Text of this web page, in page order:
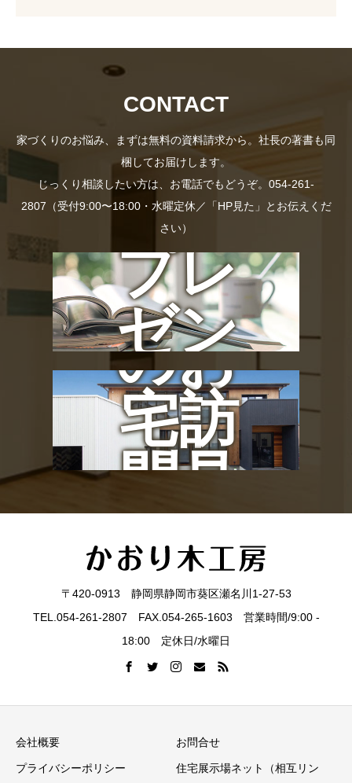
CONTACT
家づくりのお悩み、まずは無料の資料請求から。社長の著書も同
梱してお届けします。
じっくり相談したい方は、お電話でもどうぞ。054-261-
2807（受付9:00〜18:00・水曜定休／「HP見た」とお伝えくだ
さい）
資料
プレ
ゼン
ト
社長
のお
宅訪
問見
学会
〒420-0913 静岡県静岡市葵区瀬名川1-27-53
TEL.054-261-2807 FAX.054-265-1603 営業時間/9:00 -
18:00 定休日/水曜日
会社概要 お問合せ
プライバシーポリシー 住宅展示場ネット（相互リン